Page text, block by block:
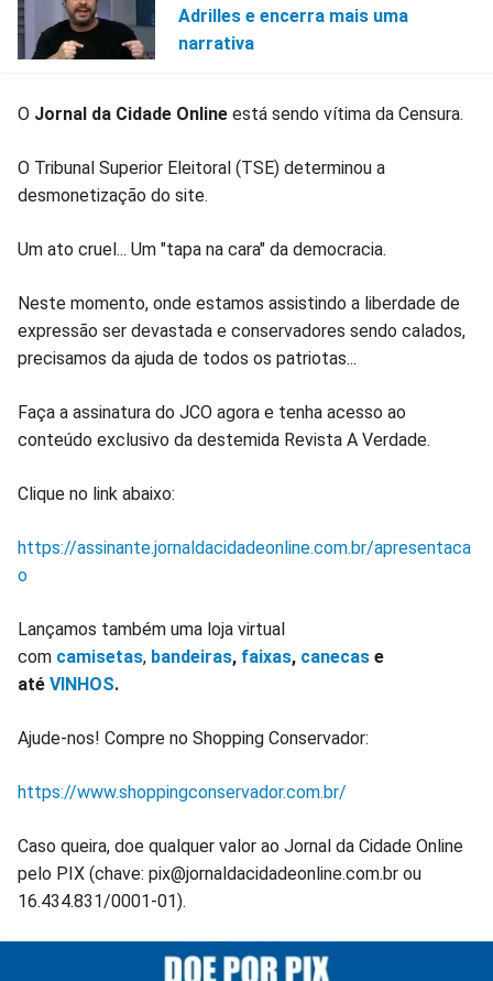
Adrilles e encerra mais uma
narrativa
O Jornal da Cidade Online está sendo vítima da Censura.
O Tribunal Superior Eleitoral (TSE) determinou a
desmonetização do site.
Um ato cruel... Um "tapa na cara" da democracia.
Neste momento, onde estamos assistindo a liberdade de
expressão ser devastada e conservadores sendo calados,
precisamos da ajuda de todos os patriotas...
Faça a assinatura do JCO agora e tenha acesso ao
conteúdo exclusivo da destemida Revista A Verdade.
Clique no link abaixo:
https://assinante.jornaldacidadeonline.com.br/apresentaca
o
Lançamos também uma loja virtual
com camisetas, bandeiras, faixas, canecas e
até VINHOS.
Ajude-nos! Compre no Shopping Conservador:
https://www.shoppingconservador.com.br/
Caso queira, doe qualquer valor ao Jornal da Cidade Online
pelo PIX (chave: pix@jornaldacidadeonline.com.br ou
16.434.831/0001-01).